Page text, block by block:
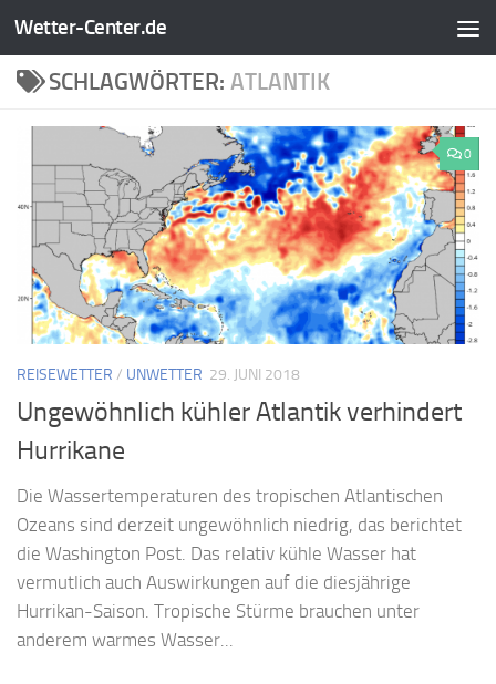
Zum Inhalt springen
Wetter-Center.de
SCHLAGWÖRTER: ATLANTIK
0
REISEWETTER / UNWETTER 29. JUNI 2018
Ungewöhnlich kühler Atlantik verhindert
Hurrikane
Die Wassertemperaturen des tropischen Atlantischen
Ozeans sind derzeit ungewöhnlich niedrig, das berichtet
die Washington Post. Das relativ kühle Wasser hat
vermutlich auch Auswirkungen auf die diesjährige
Hurrikan-Saison. Tropische Stürme brauchen unter
anderem warmes Wasser...